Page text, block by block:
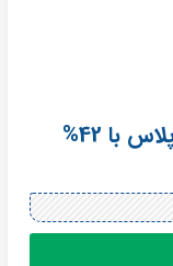
خرید اشتراک 3 ماهه دیجی پلاس با 42%